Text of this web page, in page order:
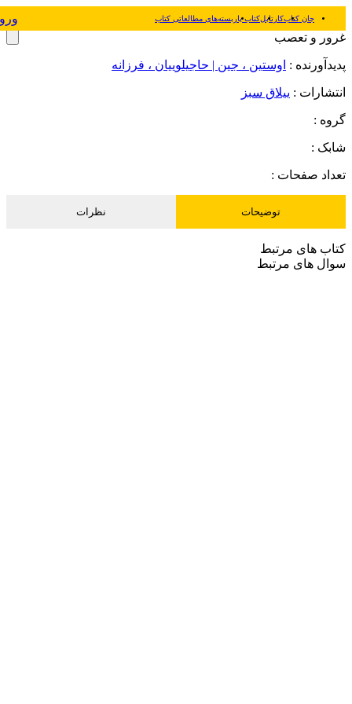
جان کتابکارتابلکتاب یار بسته‌های مطالعاتی کتاب
غرور و تعصب
پدیدآورنده : اوستین ، جین | حاجیلوییان ، فرزانه
انتشارات : ییلاق سبز
گروه :
شابک :
تعداد صفحات :
توضیحات نظرات
کتاب های مرتبط
سوال های مرتبط